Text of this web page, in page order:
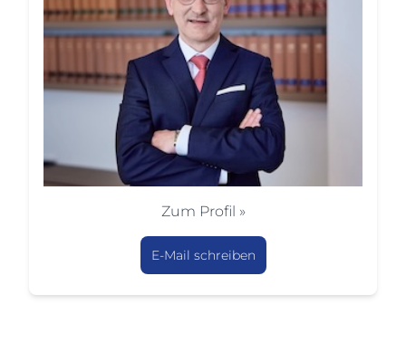
Zum Profil »
E-Mail schreiben